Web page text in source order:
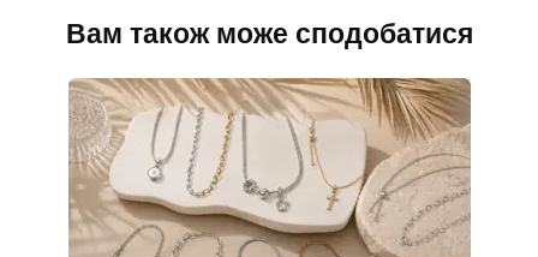
Вам також може сподобатися